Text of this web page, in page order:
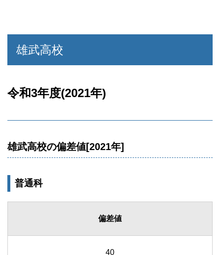
雄武高校
令和3年度(2021年)
雄武高校の偏差値[2021年]
普通科
偏差値
40